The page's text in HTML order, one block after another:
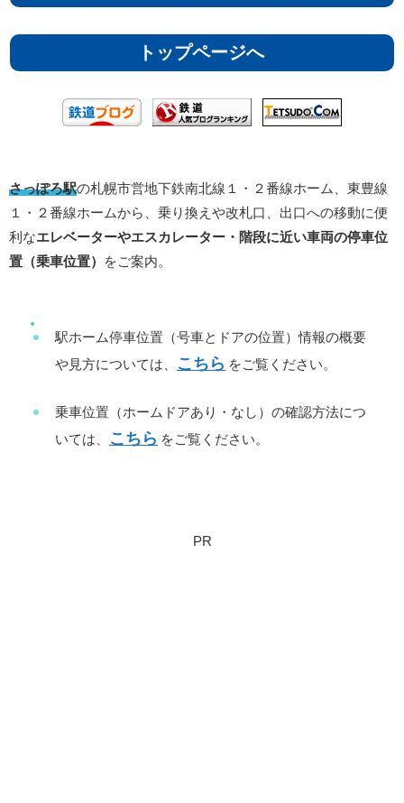
トップページへ
さっぽろ駅の札幌市営地下鉄南北線１・２番線ホーム、東豊線
１・２番線ホームから、乗り換えや改札口、出口への移動に便
利なエレベーターやエスカレーター・階段に近い車両の停車位
置（乗車位置）
をご案内。
駅ホーム停車位置（号車とドアの位置）情報の概要
や見方については、
こちら をご覧ください。
乗車位置（ホームドアあり・なし）の確認方法につ
いては、
こちら をご覧ください。
PR